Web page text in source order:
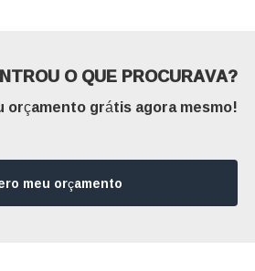
O QUE PROCURAVA?
orçamento grátis agora mesmo!
meu orçamento